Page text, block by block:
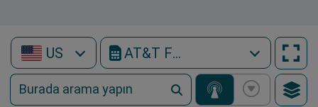
US AT&T FirstNet